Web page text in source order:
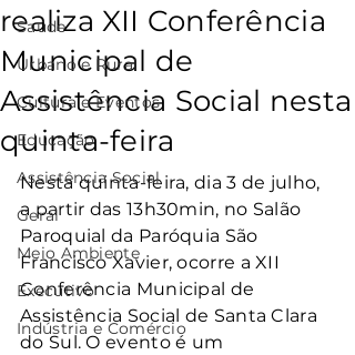
Saúde
Urbano e Rural
Cultura e Eventos
Educação
Assistência Social
Geral
Meio Ambiente
Executivo
Indústria e Comércio
realiza XII Conferência
Municipal de
Assistência Social nesta
quinta-feira
Nesta quinta-feira, dia 3 de julho,
a partir das 13h30min, no Salão
Paroquial da Paróquia São
Francisco Xavier, ocorre a XII
Conferência Municipal de
Assistência Social de Santa Clara
do Sul. O evento é um